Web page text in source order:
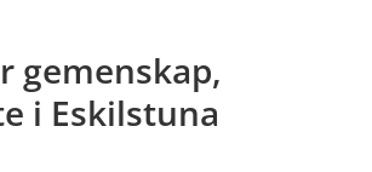
gemenskap,
i Eskilstuna